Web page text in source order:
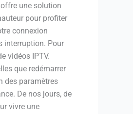
une solution
pour profiter
connexion
interruption. Pour
vidéos IPTV.
que redémarrer
des paramètres
De nos jours, de
vivre une